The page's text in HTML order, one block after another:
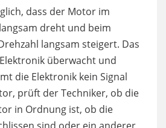
dass der Motor im
dreht und beim
langsam steigert. Das
überwacht und
die Elektronik kein Signal
prüft der Techniker, ob die
in Ordnung ist, ob die